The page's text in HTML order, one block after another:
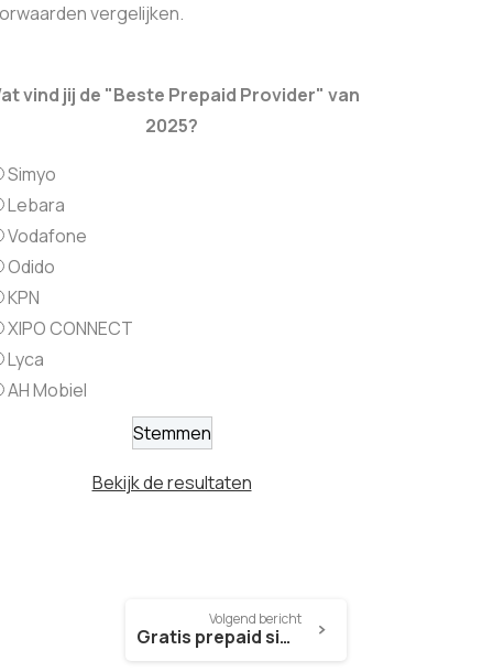
vergelijken.
vind jij de "Beste Prepaid Provider" van
2025?
Simyo
Lebara
Vodafone
Odido
KPN
XIPO CONNECT
Lyca
AH Mobiel
Bekijk de resultaten
Volgend bericht
Gratis prepaid simkaart